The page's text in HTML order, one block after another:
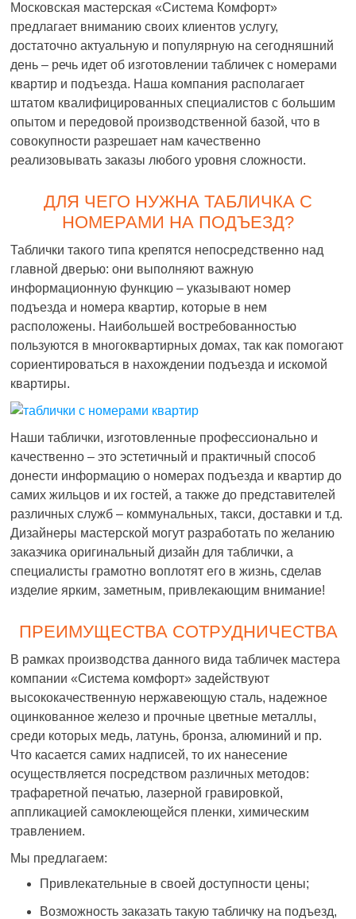
Московская мастерская «Система Комфорт»
предлагает вниманию своих клиентов услугу,
достаточно актуальную и популярную на сегодняшний
день – речь идет об изготовлении табличек с номерами
квартир и подъезда. Наша компания располагает
штатом квалифицированных специалистов с большим
опытом и передовой производственной базой, что в
совокупности разрешает нам качественно
реализовывать заказы любого уровня сложности.
ДЛЯ ЧЕГО НУЖНА ТАБЛИЧКА С
НОМЕРАМИ НА ПОДЪЕЗД?
Таблички такого типа крепятся непосредственно над
главной дверью: они выполняют важную
информационную функцию – указывают номер
подъезда и номера квартир, которые в нем
расположены. Наибольшей востребованностью
пользуются в многоквартирных домах, так как помогают
сориентироваться в нахождении подъезда и искомой
квартиры.
Наши таблички, изготовленные профессионально и
качественно – это эстетичный и практичный способ
донести информацию о номерах подъезда и квартир до
самих жильцов и их гостей, а также до представителей
различных служб – коммунальных, такси, доставки и т.д.
Дизайнеры мастерской могут разработать по желанию
заказчика оригинальный дизайн для таблички, а
специалисты грамотно воплотят его в жизнь, сделав
изделие ярким, заметным, привлекающим внимание!
ПРЕИМУЩЕСТВА СОТРУДНИЧЕСТВА
В рамках производства данного вида табличек мастера
компании «Система комфорт» задействуют
высококачественную нержавеющую сталь, надежное
оцинкованное железо и прочные цветные металлы,
среди которых медь, латунь, бронза, алюминий и пр.
Что касается самих надписей, то их нанесение
осуществляется посредством различных методов:
трафаретной печатью, лазерной гравировкой,
аппликацией самоклеющейся пленки, химическим
травлением.
Мы предлагаем:
Привлекательные в своей доступности цены;
Возможность заказать такую табличку на подъезд,